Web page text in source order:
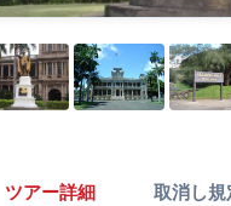
ツアー詳細 取消し規